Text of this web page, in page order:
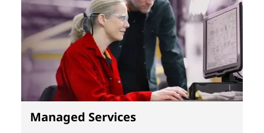
Managed Services